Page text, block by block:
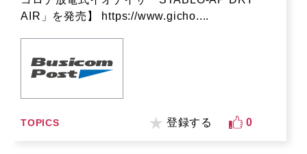
AIR」を発売】 https://www.gicho....
TOPICS 登録する 0